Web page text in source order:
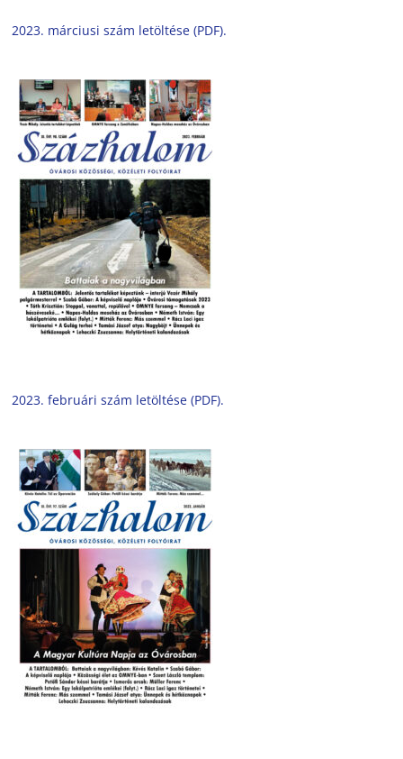
2023. márciusi szám letöltése (PDF).
2023. februári szám letöltése (PDF).